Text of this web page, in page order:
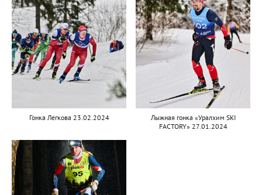
Гонка Легкова 23.02.2024
Лыжная гонка «Уралхим SKI
FACTORY» 27.01.2024